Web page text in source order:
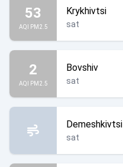
53
AQI PM2.5
Krykhivtsi
sat
2
AQI PM2.5
Bovshiv
sat
Demeshkivtsi
sat